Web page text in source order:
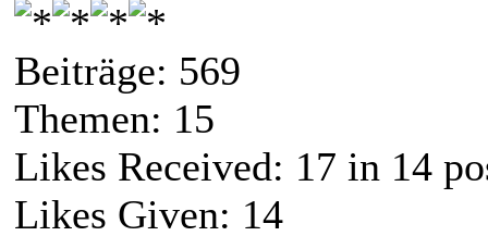
Beiträge: 569
Themen: 15
Likes Received: 17 in 14
Likes Given: 14